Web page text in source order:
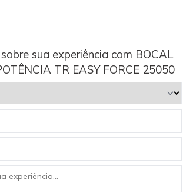
sua experiência com BOCAL
TR EASY FORCE 25050